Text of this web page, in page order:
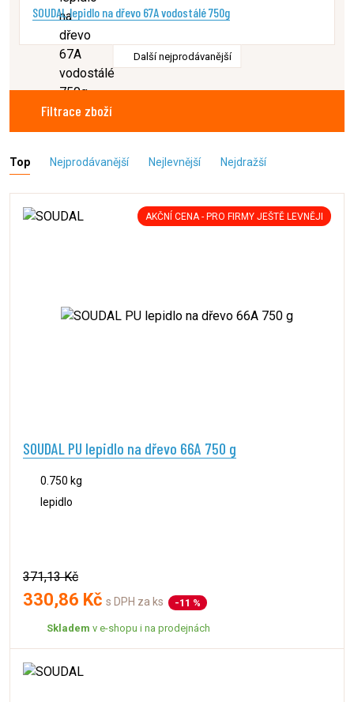
SOUDAL lepidlo na dřevo 67A vodostálé 750g
Další nejprodávanější
Filtrace zboží
Top Nejprodávanější Nejlevnější Nejdražší
AKČNÍ CENA - PRO FIRMY JEŠTĚ LEVNĚJI
SOUDAL PU lepidlo na dřevo 66A 750 g
0.750 kg
lepidlo
371,13 Kč
330,86 Kč s DPH za ks -11 %
Skladem v e-shopu i na prodejnách